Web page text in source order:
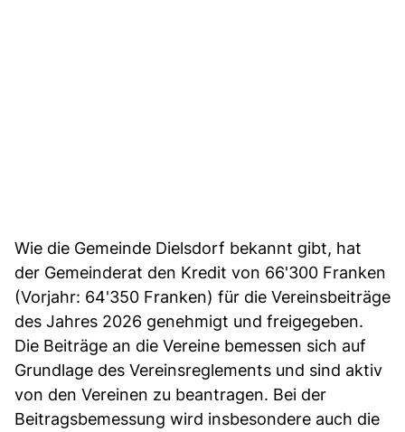
Wie die Gemeinde Dielsdorf bekannt gibt, hat
der Gemeinderat den Kredit von 66'300 Franken
(Vorjahr: 64'350 Franken) für die Vereinsbeiträge
des Jahres 2026 genehmigt und freigegeben.
Die Beiträge an die Vereine bemessen sich auf
Grundlage des Vereinsreglements und sind aktiv
von den Vereinen zu beantragen. Bei der
Beitragsbemessung wird insbesondere auch die